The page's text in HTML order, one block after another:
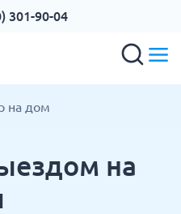
301-90-04
на дом
на